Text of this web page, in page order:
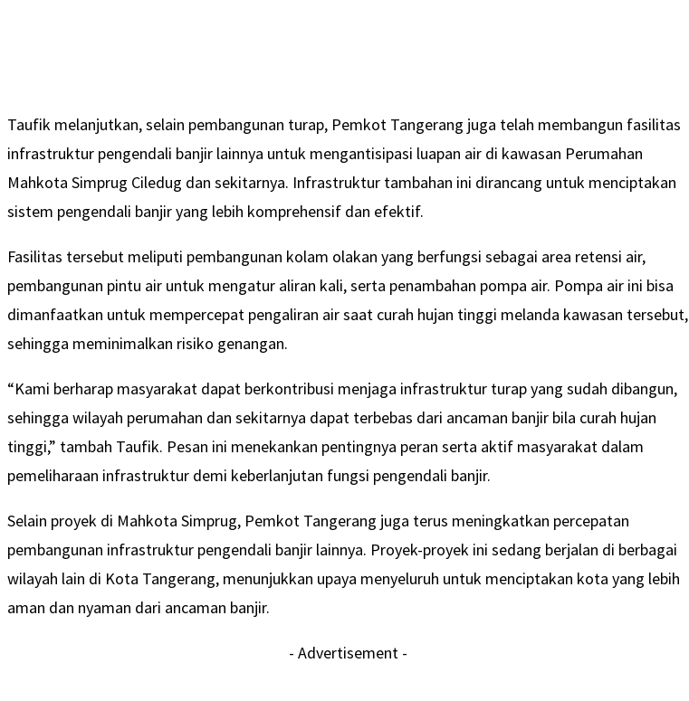
Taufik melanjutkan, selain pembangunan turap, Pemkot Tangerang juga telah membangun fasilitas
infrastruktur pengendali banjir lainnya untuk mengantisipasi luapan air di kawasan Perumahan
Mahkota Simprug Ciledug dan sekitarnya. Infrastruktur tambahan ini dirancang untuk menciptakan
sistem pengendali banjir yang lebih komprehensif dan efektif.
Fasilitas tersebut meliputi pembangunan kolam olakan yang berfungsi sebagai area retensi air,
pembangunan pintu air untuk mengatur aliran kali, serta penambahan pompa air. Pompa air ini bisa
dimanfaatkan untuk mempercepat pengaliran air saat curah hujan tinggi melanda kawasan tersebut,
sehingga meminimalkan risiko genangan.
“Kami berharap masyarakat dapat berkontribusi menjaga infrastruktur turap yang sudah dibangun,
sehingga wilayah perumahan dan sekitarnya dapat terbebas dari ancaman banjir bila curah hujan
tinggi,” tambah Taufik. Pesan ini menekankan pentingnya peran serta aktif masyarakat dalam
pemeliharaan infrastruktur demi keberlanjutan fungsi pengendali banjir.
Selain proyek di Mahkota Simprug, Pemkot Tangerang juga terus meningkatkan percepatan
pembangunan infrastruktur pengendali banjir lainnya. Proyek-proyek ini sedang berjalan di berbagai
wilayah lain di Kota Tangerang, menunjukkan upaya menyeluruh untuk menciptakan kota yang lebih
aman dan nyaman dari ancaman banjir.
- Advertisement -